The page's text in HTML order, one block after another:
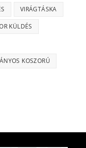
VIRÁGTÁSKA
KÜLDÉS
KOSZORÚ